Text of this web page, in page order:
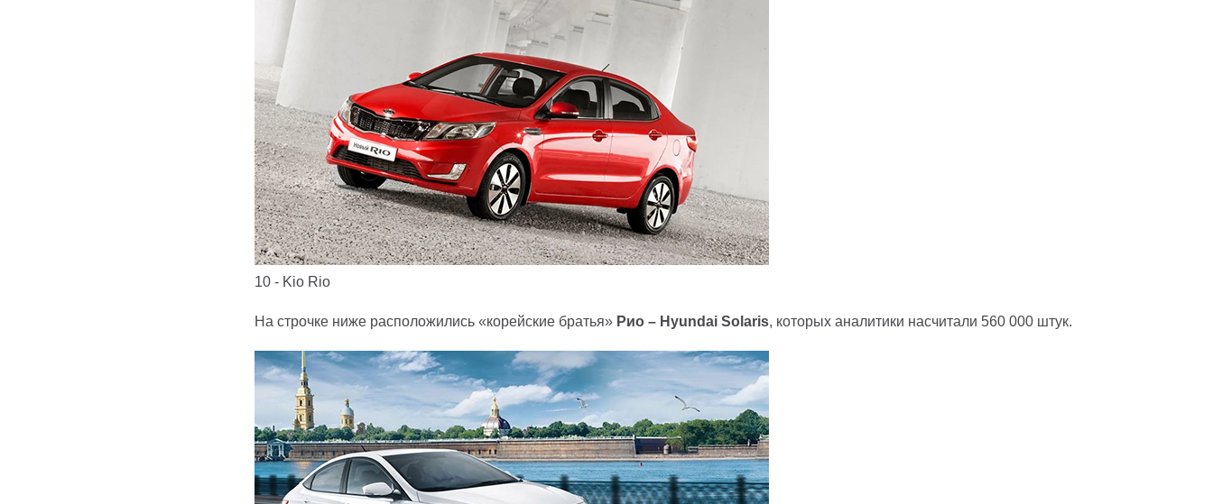
10 - Kio Rio
На строчке ниже расположились «корейские братья» Рио – Hyundai Solaris, которых аналитики насчитали 560 000 штук.